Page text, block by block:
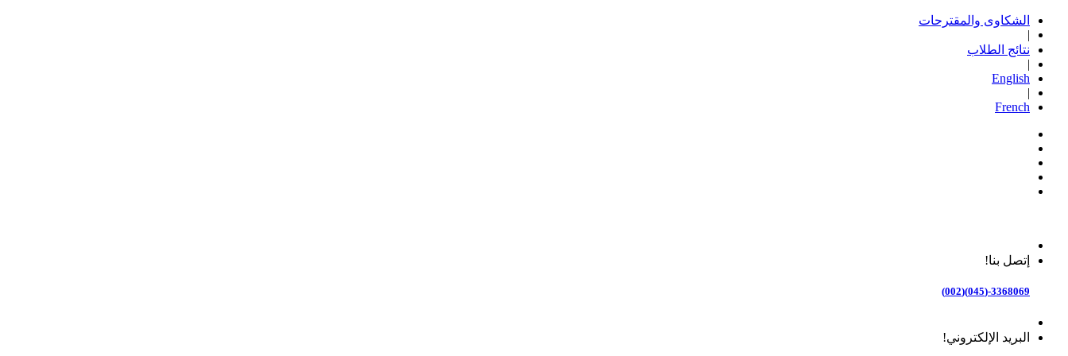
الشكاوى والمقترحات
|
نتائج الطلاب
|
English
|
French
إتصل بنا!
3368069-(045)(002)
البريد الإلكتروني!